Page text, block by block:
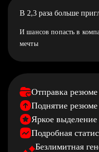
В 2,3 раза больше
И шансов попасть в
мечты
Отправка
Поднятие
Яркое
Подробная
Безлимитная